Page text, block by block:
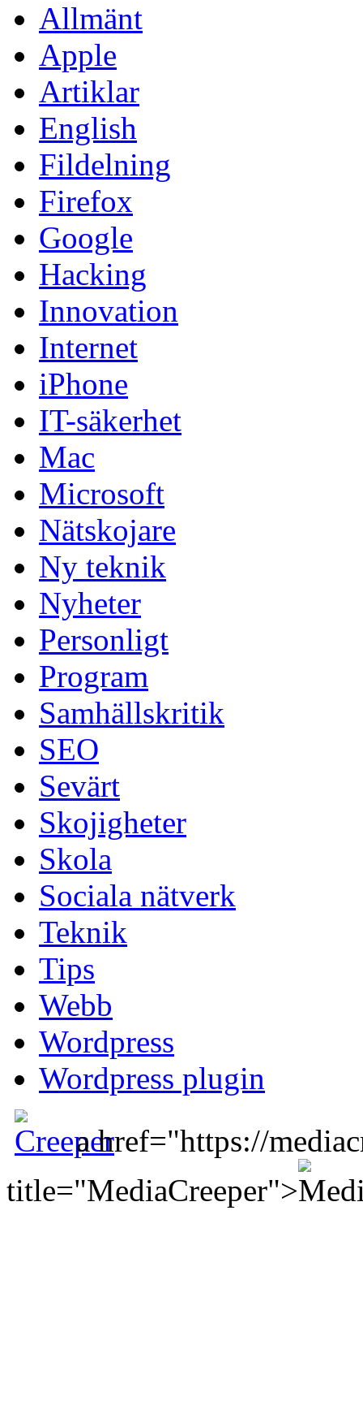
Allmänt
Apple
Artiklar
English
Fildelning
Firefox
Google
Hacking
Innovation
Internet
iPhone
IT-säkerhet
Mac
Microsoft
Nätskojare
Ny teknik
Nyheter
Personligt
Program
Samhällskritik
SEO
Sevärt
Skojigheter
Skola
Sociala nätverk
Teknik
Tips
Webb
Wordpress
Wordpress plugin
a href="https://
title="MediaCreeper">